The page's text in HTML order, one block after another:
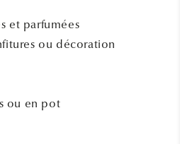
et parfumées
ou décoration
ou en pot